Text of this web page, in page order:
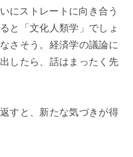
にストレートに向き合う
と「文化人類学」でしょ
さそう。経済学の議論に
したら、話はまったく先
すと、新たな気づきが得